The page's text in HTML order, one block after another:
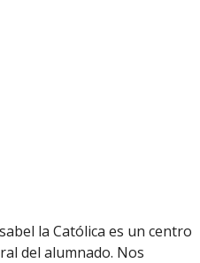
la Católica es un centro
del alumnado. Nos